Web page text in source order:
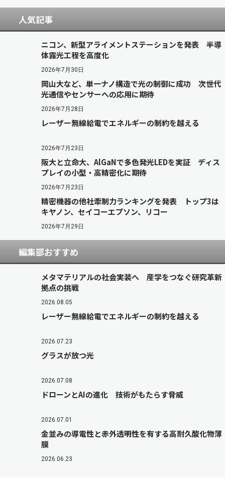
人気記事
ニコン、新型アライメントステーションを発表 半導
体露光工程を高度化
2026年7月30日
岡山大など、単一ナノ構造で光の制御に成功 次世代
光通信やセンサーへの応用に期待
2026年7月28日
レーザー無線給電でエネルギーの制約を越える
2026年7月23日
阪大と立命大、AlGaNで多色発光LEDを実証 ディス
プレイの小型・高精密化に期待
2026年7月23日
精密機器の他社牽制力ランキングを発表 トップ3は
キヤノン、セイコーエプソン、リコー
2026年7月29日
編集部おすすめ
メタマテリアルの社会実装へ 産学をつなぐ研究革新
拠点の挑戦
2026.08.05
レーザー無線給電でエネルギーの制約を越える
2026.07.23
グラスが放つ光
2026.07.08
ドローンとAIの進化 技術がもたらす脅威
2026.07.01
金並みの導電性と赤外透明性を有する高耐久酸化物薄
膜
2026.06.23